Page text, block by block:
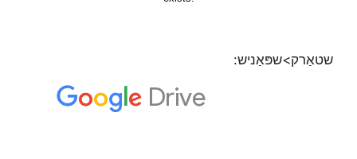
שטאַרק>שפּאַניש: